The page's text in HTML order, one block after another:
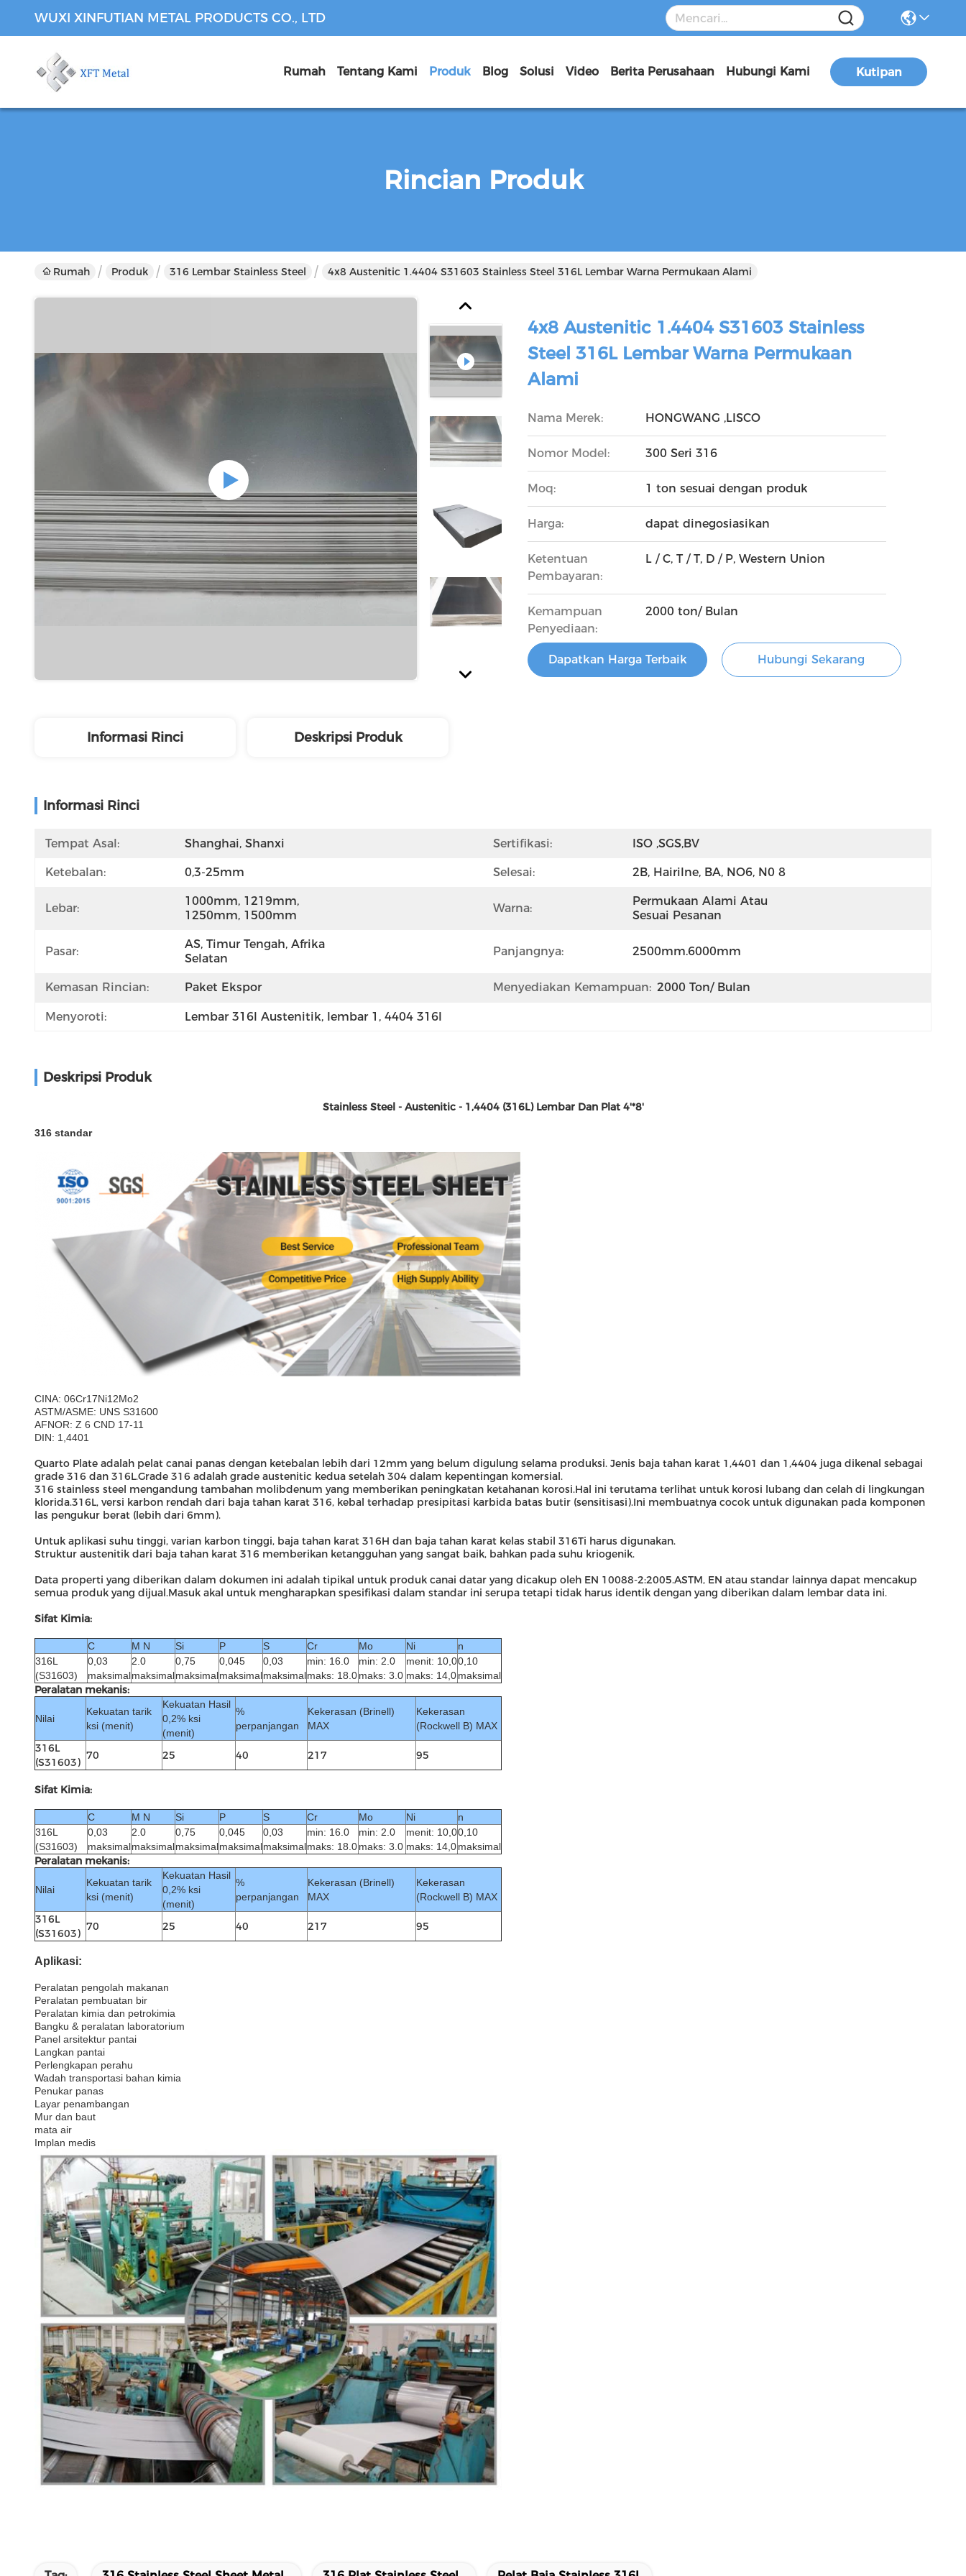
WUXI XINFUTIAN METAL PRODUCTS CO., LTD
Rumah Tentang Kami Produk Blog Solusi Video Berita Perusahaan Hubungi Kami Kutipan
Rincian Produk
Rumah Produk 316 Lembar Stainless Steel 4x8 Austenitic 1.4404 S31603 Stainless Steel 316L Lembar Warna Permukaan Alami
4x8 Austenitic 1.4404 S31603 Stainless
Steel 316L Lembar Warna Permukaan
Alami
Nama Merek: HONGWANG ,LISCO
Nomor Model: 300 Seri 316
Moq: 1 ton sesuai dengan produk
Harga: dapat dinegosiasikan
Ketentuan
Pembayaran:
L / C, T / T, D / P, Western Union
Kemampuan
Penyediaan:
2000 ton/ Bulan
Dapatkan Harga Terbaik Hubungi Sekarang
Informasi Rinci Deskripsi Produk
Informasi Rinci
Tempat Asal: Shanghai, Shanxi Sertifikasi: ISO ,SGS,BV
Ketebalan: 0,3-25mm Selesai: 2B, Hairilne, BA, NO6, N0 8
Lebar:
1000mm, 1219mm,
1250mm, 1500mm
Warna:
Permukaan Alami Atau
Sesuai Pesanan
Pasar:
AS, Timur Tengah, Afrika
Selatan
Panjangnya: 2500mm.6000mm
Kemasan Rincian: Paket Ekspor Menyediakan Kemampuan: 2000 Ton/ Bulan
Menyoroti: Lembar 316l Austenitik, lembar 1 , 4404 316l
Deskripsi Produk
Stainless Steel - Austenitic - 1,4404 (316L) Lembar Dan Plat 4'*8'
316 standar
CINA: 06Cr17Ni12Mo2
ASTM/ASME: UNS S31600
AFNOR: Z 6 CND 17-11
DIN: 1,4401
Quarto Plate adalah pelat canai panas dengan ketebalan lebih dari 12mm yang belum digulung selama produksi. Jenis baja tahan karat 1,4401 dan 1,4404 juga dikenal sebagai
grade 316 dan 316L.Grade 316 adalah grade austenitic kedua setelah 304 dalam kepentingan komersial.
316 stainless steel mengandung tambahan molibdenum yang memberikan peningkatan ketahanan korosi.Hal ini terutama terlihat untuk korosi lubang dan celah di lingkungan
klorida.316L, versi karbon rendah dari baja tahan karat 316, kebal terhadap presipitasi karbida batas butir (sensitisasi).Ini membuatnya cocok untuk digunakan pada komponen
las pengukur berat (lebih dari 6mm).
Untuk aplikasi suhu tinggi, varian karbon tinggi, baja tahan karat 316H dan baja tahan karat kelas stabil 316Ti harus digunakan.
Struktur austenitik dari baja tahan karat 316 memberikan ketangguhan yang sangat baik, bahkan pada suhu kriogenik.
Data properti yang diberikan dalam dokumen ini adalah tipikal untuk produk canai datar yang dicakup oleh EN 10088-2:2005.ASTM, EN atau standar lainnya dapat mencakup
semua produk yang dijual.Masuk akal untuk mengharapkan spesifikasi dalam standar ini serupa tetapi tidak harus identik dengan yang diberikan dalam lembar data ini.
Sifat Kimia:
C M N Si P S Cr Mo Ni
n
316L
(S31603)
0,03
maksimal
2.0
maksimal
0,75
maksimal
0,045
maksimal
0,03
maksimal
min: 16.0
maks: 18.0
min: 2.0
maks: 3.0
menit: 10,0
maks: 14,0
0,10
maksimal
Peralatan mekanis:
Nilai
Kekuatan tarik
ksi (menit)
Kekuatan Hasil
0,2% ksi
(menit)
%
perpanjangan
Kekerasan (Brinell)
MAX
Kekerasan
(Rockwell B) MAX
316L
(S31603)
70 25 40 217 95
Sifat Kimia:
C M N Si P S Cr Mo Ni
n
316L
(S31603)
0,03
maksimal
2.0
maksimal
0,75
maksimal
0,045
maksimal
0,03
maksimal
min: 16.0
maks: 18.0
min: 2.0
maks: 3.0
menit: 10,0
maks: 14,0
0,10
maksimal
Peralatan mekanis:
Nilai
Kekuatan tarik
ksi (menit)
Kekuatan Hasil
0,2% ksi
(menit)
%
perpanjangan
Kekerasan (Brinell)
MAX
Kekerasan
(Rockwell B) MAX
316L
(S31603)
70 25 40 217 95
Aplikasi:
Peralatan pengolah makanan
Peralatan pembuatan bir
Peralatan kimia dan petrokimia
Bangku & peralatan laboratorium
Panel arsitektur pantai
Langkan pantai
Perlengkapan perahu
Wadah transportasi bahan kimia
Penukar panas
Layar penambangan
Mur dan baut
mata air
Implan medis